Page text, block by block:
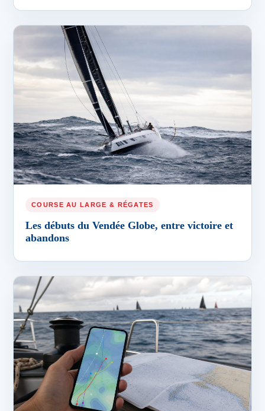
COURSE AU LARGE & RÉGATES
Les débuts du Vendée Globe, entre victoire et
abandons